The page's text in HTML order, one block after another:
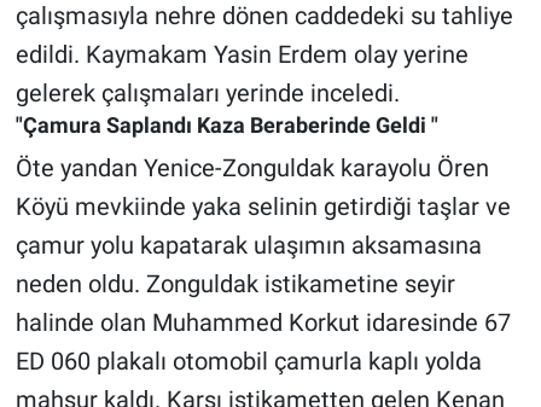
çalışmasıyla nehre dönen caddedeki su tahliye
edildi. Kaymakam Yasin Erdem olay yerine
gelerek çalışmaları yerinde inceledi.
"Çamura Saplandı Kaza Beraberinde Geldi "
Öte yandan Yenice-Zonguldak karayolu Ören
Köyü mevkiinde yaka selinin getirdiği taşlar ve
çamur yolu kapatarak ulaşımın aksamasına
neden oldu. Zonguldak istikametine seyir
halinde olan Muhammed Korkut idaresinde 67
ED 060 plakalı otomobil çamurla kaplı yolda
mahsur kaldı. Karşı istikametten gelen Kenan